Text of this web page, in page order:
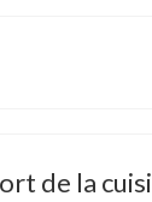
de la